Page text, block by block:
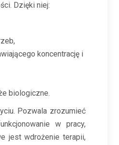
Dzięki niej:
koncentrację i
biologiczne.
Pozwala zrozumieć
w pracy,
jest wdrożenie terapii,